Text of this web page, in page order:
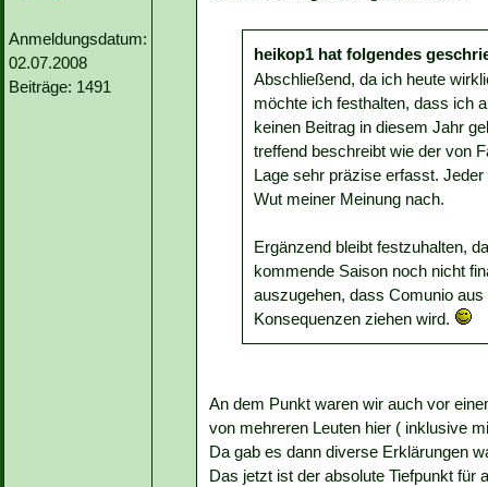
Anmeldungsdatum:
02.07.2008
Beiträge: 1491
heikop1 hat folgendes
Abschließend, da ich heute
möchte ich festhalten, dass ich
keinen Beitrag in diesem Jahr
treffend beschreibt wie der von
Lage sehr präzise erfasst.
Wut meiner Meinung nach.
Ergänzend bleibt festzuhalten,
kommende Saison noch nicht
auszugehen, dass Comunio
Konsequenzen ziehen wird.
An dem Punkt waren wir auch vor
von mehreren Leuten hier ( inklusive
Da gab es dann diverse Erklärungen
Das jetzt ist der absolute Tiefpunkt für